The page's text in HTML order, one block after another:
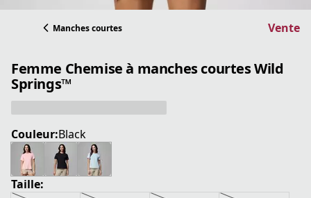
Manches courtes Vente
Femme Chemise à manches courtes Wild
Springs™
Couleur:Black
Taille: